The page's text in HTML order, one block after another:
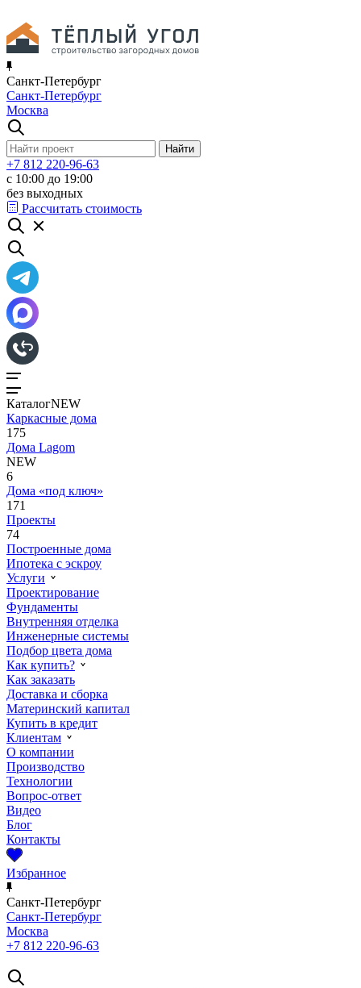
Санкт-Петербург
Санкт-Петербург
Москва
+7 812 220-96-63
с 10:00 до 19:00
без выходных
Рассчитать стоимость
КаталогNEW
Каркасные дома
175
Дома Lagom
NEW
6
Дома «под ключ»
171
Проекты
74
Построенные дома
Ипотека с эскроу
Услуги
Проектирование
Фундаменты
Внутренняя отделка
Инженерные системы
Подбор цвета дома
Как купить?
Как заказать
Доставка и сборка
Материнский капитал
Купить в кредит
Клиентам
О компании
Производство
Технологии
Вопрос-ответ
Видео
Блог
Контакты
Избранное
Санкт-Петербург
Санкт-Петербург
Москва
+7 812 220-96-63